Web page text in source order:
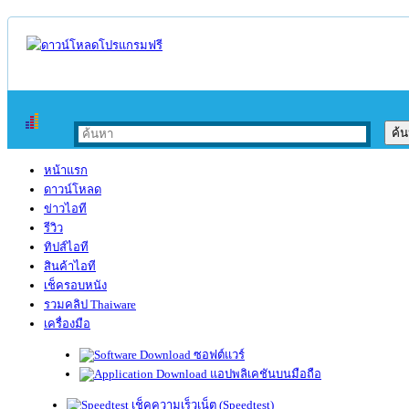
หน้าแรก
ดาวน์โหลด
ข่าวไอที
รีวิว
ทิปส์ไอที
สินค้าไอที
เช็ครอบหนัง
รวมคลิป Thaiware
เครื่องมือ
ซอฟต์แวร์
แอปพลิเคชันบนมือถือ
เช็คความเร็วเน็ต (Speedtest)